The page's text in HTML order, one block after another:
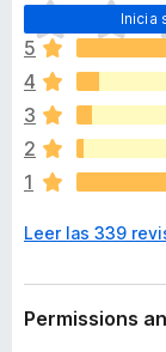
Inicia
T
o
d
a
v
a
n
h
y
v
5
4
3
2
1
Leer las 339
Permissions